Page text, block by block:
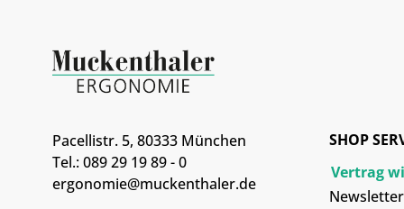
Pacellistr. 5, 80333 München
Tel.: 089 29 19 89 - 0
ergonomie@muckenthaler.de
SHOP
Vertrag
Newsletter